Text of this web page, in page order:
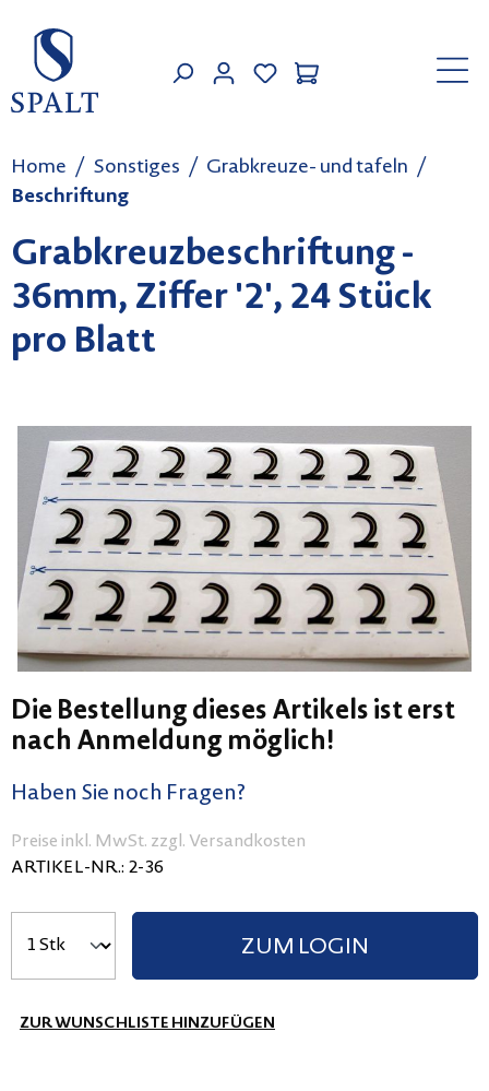
Zum Hauptinhalt springen
MEIN KONTO
Home Sonstiges
Grabkreuze- und tafeln
Beschriftung
Grabkreuzbeschriftung -
36mm, Ziffer '2', 24 Stück
pro Blatt
Die Bestellung dieses Artikels ist erst
nach Anmeldung möglich!
Haben Sie noch Fragen?
Preise inkl. MwSt. zzgl. Versandkosten
ARTIKEL-NR.: 2-36
ZUM LOGIN
ZUR WUNSCHLISTE HINZUFÜGEN